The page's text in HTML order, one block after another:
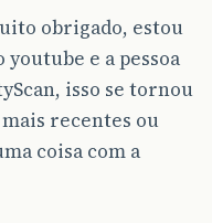
obrigado, estou
e a pessoa
, isso se tornou
recentes ou
coisa com a